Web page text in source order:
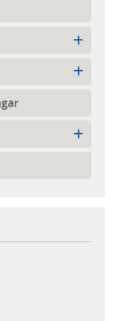
webbplats,
webbplats,